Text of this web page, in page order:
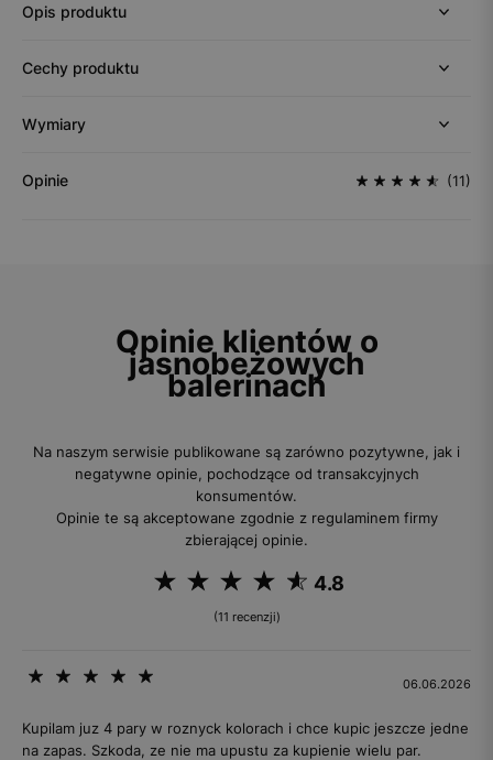
Opis produktu
Cechy produktu
Wymiary
Opinie (11)
Opinie klientów o
jasnobeżowych
balerinach
Na naszym serwisie publikowane są zarówno pozytywne, jak i
negatywne opinie, pochodzące od transakcyjnych
konsumentów.
Opinie te są akceptowane zgodnie z regulaminem firmy
zbierającej opinie.
4.8
(11 recenzji)
06.06.2026
Kupilam juz 4 pary w roznyck kolorach i chce kupic jeszcze jedne
na zapas. Szkoda, ze nie ma upustu za kupienie wielu par.